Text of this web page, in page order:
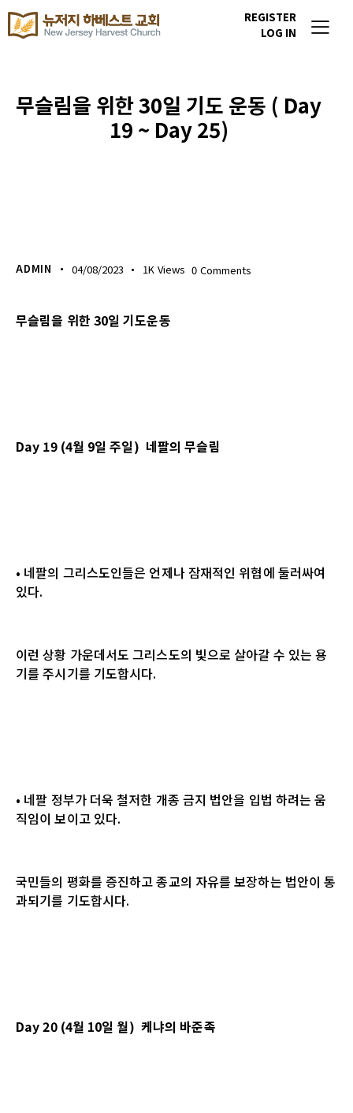
REGISTER
LOG IN
무슬림을 위한 30일 기도 운동 ( Day
19 ~ Day 25)
ADMIN 04/08/2023 1K Views 0 Comments
무슬림을 위한 30일 기도운동
Day 19 (4월 9일 주일) 네팔의 무슬림
• 네팔의 그리스도인들은 언제나 잠재적인 위협에 둘러싸여
있다.
이런 상황 가운데서도 그리스도의 빛으로 살아갈 수 있는 용
기를 주시기를 기도합시다.
• 네팔 정부가 더욱 철저한 개종 금지 법안을 입법 하려는 움
직임이 보이고 있다.
국민들의 평화를 증진하고 종교의 자유를 보장하는 법안이 통
과되기를 기도합시다.
Day 20 (4월 10일 월) 케냐의 바준족